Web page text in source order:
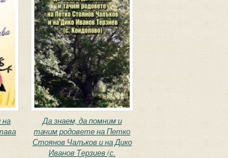
на
Да знаем, да помним и
тачим родовете на Петко
Стоянов Чалъков и на Дико
Иванов Терзиев (с.